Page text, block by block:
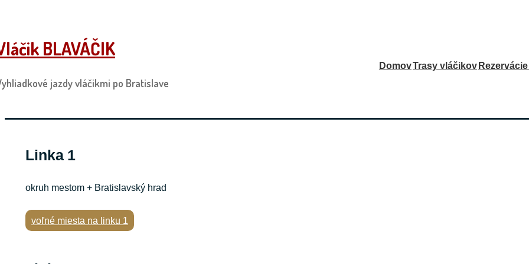
to
Content
BLAVÁČIK
jazdy vláčikmi po Bratislave
Navigation
DomovTrasy vláčikov
Linka 1
okruh mestom + Bratislavský hrad
voľné miesta na linku 1